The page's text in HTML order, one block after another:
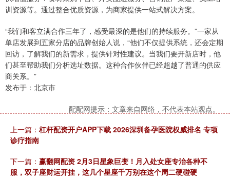
训资源等。通过整合优质资源，为商家提供一站式解决方案。
“我们和客立满合作三年了，感受最深的是他们的持续服务。”一家从
单店发展到五家分店的品牌创始人说，“他们不仅提供系统，还会定期
回访，了解我们的新需求，提供针对性建议。当我们要开新店时，他
们甚至帮助我们分析选址数据。这种合作伙伴已经超越了普通的供应
商关系。”
发布于：北京市
配配网提示：文章来自网络，不代表本站观点。
上一篇： 杠杆配资开户APP下载 2026深圳备孕医院权威排名 专项
诊疗指南
下一篇： 赢翻网配资 2月3日星象巨变！月入处女座专治各种不
服，双子座财运开挂，这几个星座千万别在这个周二硬碰硬